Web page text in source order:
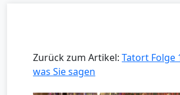
Zurück zum Artikel: Tatort Folge
was Sie sagen